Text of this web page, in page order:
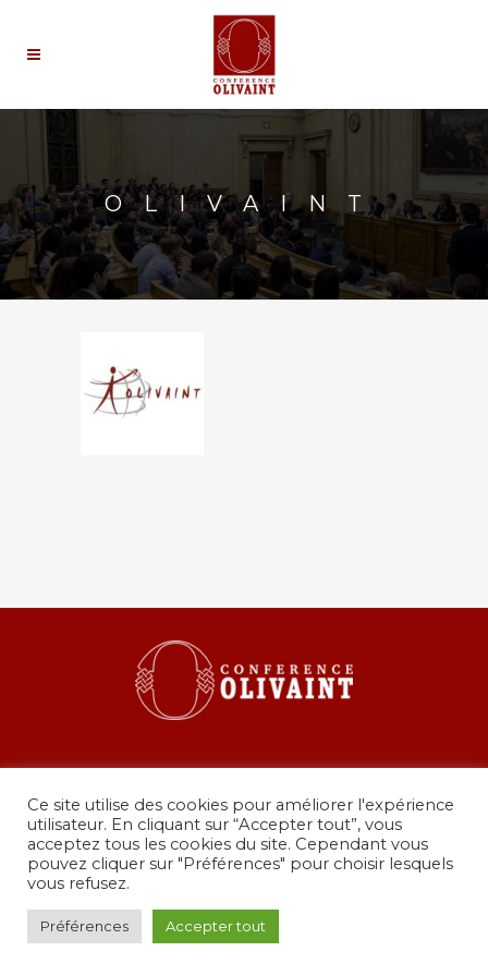
OLIVAINT
36 rue de Grenelle, 75007 Paris
presidence@conferenceolivaint.fr
© Copyright 2024 - Conférence Olivaint -
Ce site utilise des cookies pour améliorer l'expérience
utilisateur. En cliquant sur “Accepter tout”, vous
acceptez tous les cookies du site. Cependant vous
pouvez cliquer sur "Préférences" pour choisir lesquels
vous refusez.
Préférences Accepter tout